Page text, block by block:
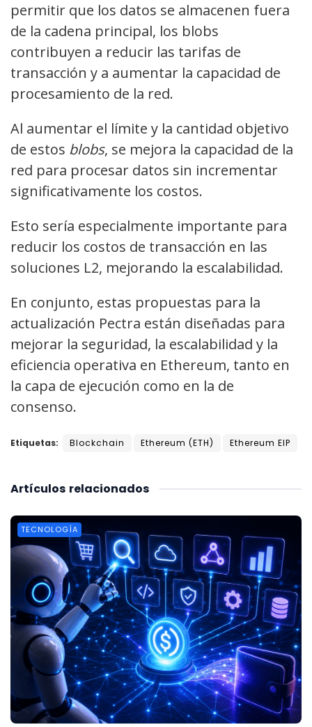
permitir que los datos se almacenen fuera
de la cadena principal, los blobs
contribuyen a reducir las tarifas de
transacción y a aumentar la capacidad de
procesamiento de la red.
Al aumentar el límite y la cantidad objetivo
de estos blobs, se mejora la capacidad de la
red para procesar datos sin incrementar
significativamente los costos.
Esto sería especialmente importante para
reducir los costos de transacción en las
soluciones L2, mejorando la escalabilidad.
En conjunto, estas propuestas para la
actualización Pectra están diseñadas para
mejorar la seguridad, la escalabilidad y la
eficiencia operativa en Ethereum, tanto en
la capa de ejecución como en la de
consenso.
Etiquetas: Blockchain Ethereum (ETH) Ethereum EIP
relacionados
Artículos
TECNOLOGÍA